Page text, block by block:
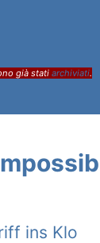
già stati archiviati.
ins Klo